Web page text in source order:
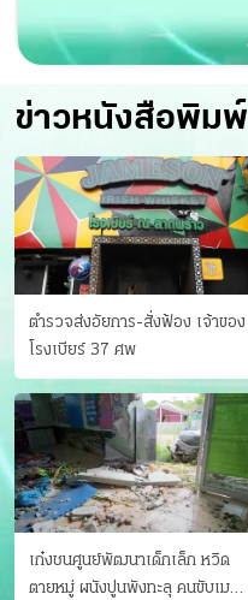
ข่าวหนังสือพิมพ์
ตำรวจส่งอัยการ-สั่งฟ้อง เจ้าของ
โรงเบียร์ 37 ศพ
เก๋งชนศูนย์พัฒนาเด็กเล็ก หวิด
ตายหมู่ ผนังปูนพังทะลุ คนขับเมา